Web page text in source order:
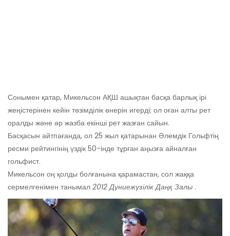
Сонымен қатар, Микельсон АҚШ ашықтан басқа барлық ірі
жеңістерінен кейін төзімділік өнерін игерді; ол оған алты рет
оралды және әр жазба екінші рет жазған сайын.
Басқасын айтпағанда, ол 25 жыл қатарынан Әлемдік Гольфтің
ресми рейтингінің үздік 50-інде тұрған аңызға айналған
гольфист.
Микельсон оң ​​қолды болғанына қарамастан, сол жаққа
сермелгенімен танымал 2012 Дүниежүзілік Даңқ Залы .